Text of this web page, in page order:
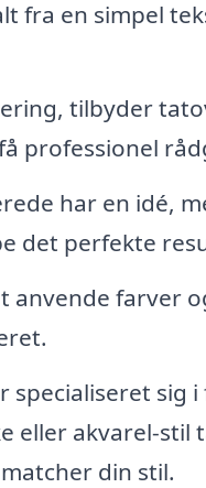
fra en simpel
tilbyder
professionel
har en idé,
det perfekte
anvende farver
sig
eller akvarel-stil
din stil.